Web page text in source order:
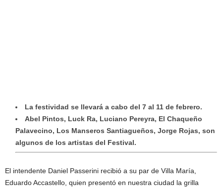
La festividad se llevará a cabo del 7 al 11 de febrero.
Abel Pintos, Luck Ra, Luciano Pereyra, El Chaqueño
Palavecino, Los Manseros Santiagueños, Jorge Rojas, son
algunos de los artistas del Festival.
El intendente Daniel Passerini recibió a su par de Villa María,
Eduardo Accastello, quien presentó en nuestra ciudad la grilla